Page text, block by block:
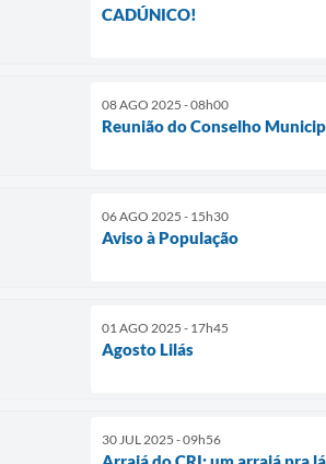
CADÚNICO!
08 AGO 2025 - 08h00
Reunião do Conselho
06 AGO 2025 - 15h30
Aviso à População
01 AGO 2025 - 17h45
Agosto Lilás
30 JUL 2025 - 09h56